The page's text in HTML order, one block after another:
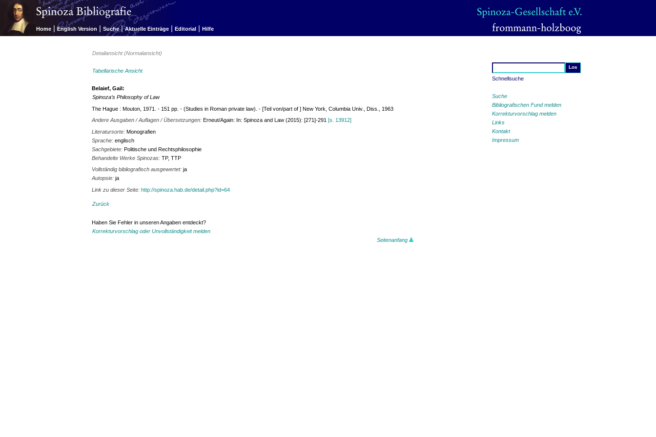
Home | English Version | Suche | Aktuelle Einträge | Editorial | Hilfe
Schnellsuche
Suche
Bibliografischen Fund melden
Korrekturvorschlag melden
Links
Kontakt
Impressum
Detailansicht (Normalansicht)
Tabellarische Ansicht
Belaief, Gail:
Spinoza’s Philosophy of Law
The Hague : Mouton, 1971. - 151 pp. - (Studies in Roman private law). - [Teil von/part of ] New York, Columbia Univ., Diss., 1963
Andere Ausgaben / Auflagen / Übersetzungen:Erneut/Again: In: Spinoza and Law (2015): [271]-291[s. 13912]
Literatursorte:Monografien
Sprache:englisch
Sachgebiete:Politische und Rechtsphilosophie
Behandelte Werke Spinozas:TP, TTP
Vollständig bibliografisch ausgewertet:ja
Autopsie:ja
Link zu dieser Seite:http://spinoza.hab.de/detail.php?id=64
Zurück
Haben Sie Fehler in unseren Angaben entdeckt?
Korrekturvorschlag oder Unvollständigkeit melden
Seitenanfang